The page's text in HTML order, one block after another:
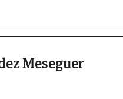
Meseguer